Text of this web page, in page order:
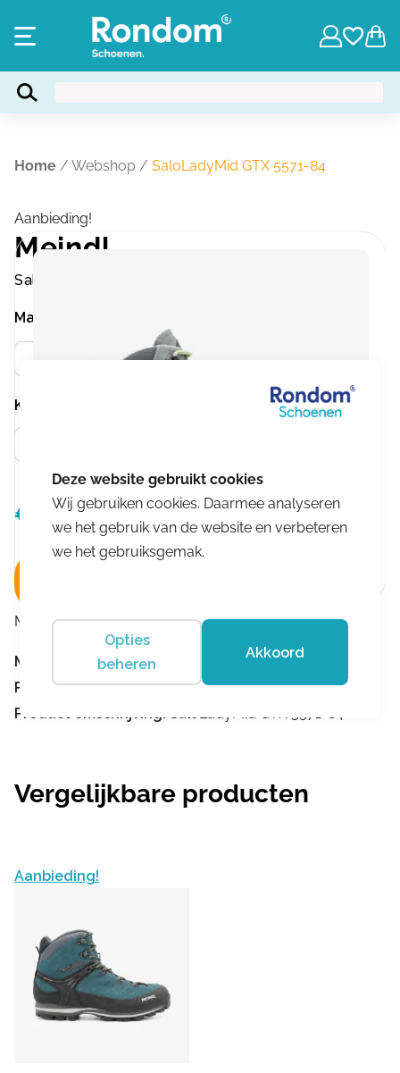
Home / Webshop / SaloLadyMid GTX 5571-84
Aanbieding!
Meindl
SaloLadyMid GTX 5571-84
Kleur
Maat
€ 249,99 Oorspronkelijke
prijs
was:
€ 187,49 Huidige
prijs
is:
Merk:Meindl
Merk:
Meindl
Product nummer:6137
Product omschrijving: SaloLadyMid GTX 5571-84
Vergelijkbare producten
Aanbieding!
Wij gebruiken cookies. Daarmee analyseren
we het gebruik van de website en verbeteren
we het gebruiksgemak.
Opties
beheren
Akkoord